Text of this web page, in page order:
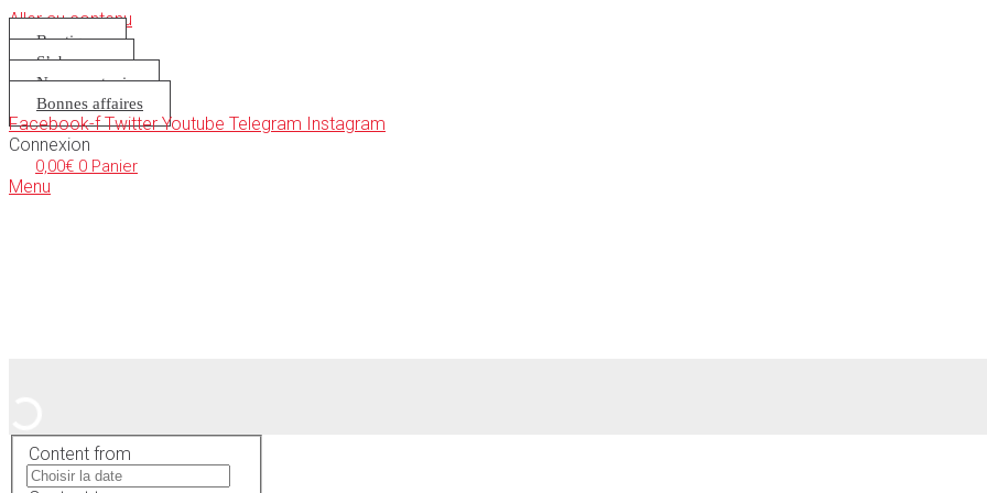
Aller au contenu
Boutique
S’abonner
Nous soutenir
Bonnes affaires
Facebook-f Twitter Youtube Telegram Instagram
Connexion
0,00€ 0 Panier
Menu
Content from